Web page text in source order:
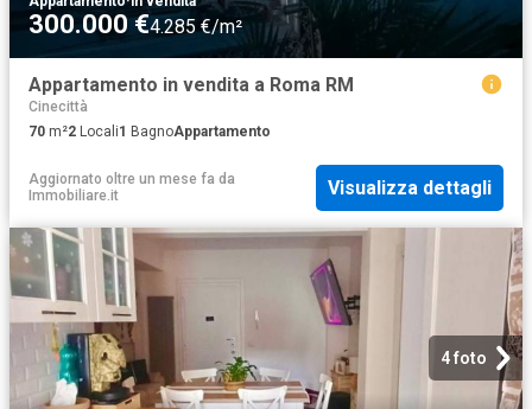
300.000 €4.285 €/m²
Appartamento in vendita a Roma RM
Cinecittà
70 m²2 Locali1 BagnoAppartamento
Aggiornato oltre un mese fa da
Immobiliare.it
Visualizza dettagli
4 foto